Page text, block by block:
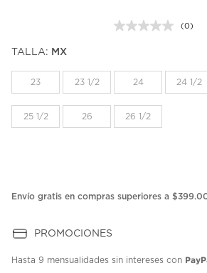
Sin
la
(0)
TALLA: MX
23 23 1/2 24 24 1/2
25 1/2 26 26 1/2
Envío gratis en compras superiores a
PROMOCIONES
Hasta 9 mensualidades sin intereses con